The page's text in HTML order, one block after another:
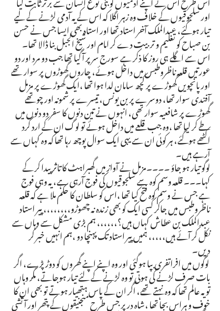
اور سلجوقیوں کے خلاف وہ زہر اگلا کہ اس کے یہ آدمی لڑنے کے لیے
تیار ہوگئے، عبدالملک آخر استاد تھا اور استاد بھی ایسا جس نے حسن
بن صباح کو تعلیم و تربیت دے کر امام اور شیخ الجبل بنا ڈالا تھا۔
اس سے اگلے ہی روز کا ذکر ہے سورج سر پر آ گیا تھا جب دو مرد اور دو
عورتیں قلعہ ناظروطبس میں داخل ہوئے، چاروں گھوڑوں پر سوار تھے
اور پانچویں گھوڑے پر کچھ سامان لدا ہوا تھا ،ایک گھوڑے پر مزمل
آفندی سوار تھا، دوسرے پر بن یونس، تیسرے پر شمونہ اور چوتھے
گھوڑے پر شافعیہ سوار تھی، انہوں نے تین دنوں کا سفر دو دنوں میں
طے کر لیا تھا ،وہ جب قلعے میں داخل ہوئے تو لوگ ان کے ارد گرد
اکٹھے ہوگئے، ہر کوئی ان سے یہی ایک سوال پوچھ رہا تھا کہ وہ کہاں سے
آرہے ہیں۔
لوگو تیار ہو جاؤ ۔۔۔۔مزمل نے آواز میں گھبراہٹ کا تاثر پیدا کر کے
کہا۔۔۔ قلعہ وسم کوہ سے سلجوقیوں کی فوج آرہی ہے، یہ وہی فوج
ہے جس نے وسم کوہ فتح کیا تھا ،اس کو سلطان کا حکم ملا ہے کہ قلعہ
ناظروطبس میں جاکر کسی ایک کو بھی زندہ نہ چھوڑو،،،،،،،، پیر استاد
عبدالملک بن عطاش کہاں ہیں؟،،،،،، ہم بڑی مشکل سے وہاں سے
نکل کر آئے ہیں،،،،، ہمیں پیر استاد تک پہنچا دو ،ہم انہیں خبر کر
دیں۔
لوگوں میں افراتفری بپا ہوگئی اور وہ اپنے اپنے گھروں کو دوڑ پڑے، اگر
بات صرف لڑنے کی ہوتی تو وہ لڑنے کے لئے تیار ہوجاتے، مگر وہاں
تو یہ عالم تھا کہ وہ نہتے تھے، اگر ان کے پاس ہتھیار ہوتے تو بھی ان کا
خوف و ہراس بجا تھا ،شاہ در پر جس طرح منجنیقوں کے پتھر اور آتشی